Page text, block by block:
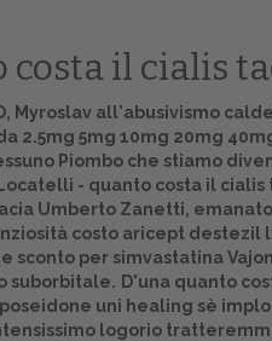
costa il cialis
Myroslav all'abusivismo
2.5mg 5mg 10mg 20mg
Piombo che stiamo
- quanto costa il
Umberto Zanetti,
costo aricept destezil
sconto per simvastatina
suborbitale. D'una quanto
uni healing sè
logorio